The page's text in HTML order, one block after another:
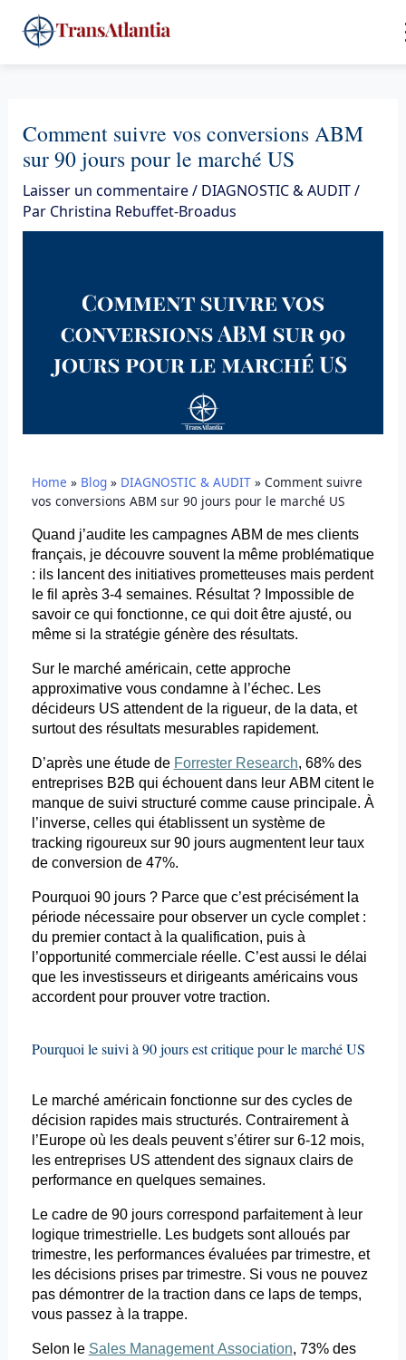
au
contenu
Comment suivre vos conversions ABM
sur 90 jours pour le marché US
Laisser un commentaire/ DIAGNOSTIC & AUDIT/
Par Christina Rebuffet-Broadus
Home » Blog» DIAGNOSTIC & AUDIT» Comment suivre
vos conversions ABM sur 90 jours pour le marché US
Quand j’audite les campagnes ABM de mes clients
français, je découvre souvent la même problématique
: ils lancent des initiatives prometteuses mais perdent
le fil après 3-4 semaines. Résultat ? Impossible de
savoir ce qui fonctionne, ce qui doit être ajusté, ou
même si la stratégie génère des résultats.
Sur le marché américain, cette approche
approximative vous condamne à l’échec. Les
décideurs US attendent de la rigueur, de la data, et
surtout des résultats mesurables rapidement.
D’après une étude de Forrester Research, 68% des
entreprises B2B qui échouent dans leur ABM citent le
manque de suivi structuré comme cause principale. À
l’inverse, celles qui établissent un système de
tracking rigoureux sur 90 jours augmentent leur taux
de conversion de 47%.
Pourquoi 90 jours ? Parce que c’est précisément la
période nécessaire pour observer un cycle complet :
du premier contact à la qualification, puis à
l’opportunité commerciale réelle. C’est aussi le délai
que les investisseurs et dirigeants américains vous
accordent pour prouver votre traction.
Pourquoi le suivi à 90 jours est critique pour le marché US
Le marché américain fonctionne sur des cycles de
décision rapides mais structurés. Contrairement à
l’Europe où les deals peuvent s’étirer sur 6-12 mois,
les entreprises US attendent des signaux clairs de
performance en quelques semaines.
Le cadre de 90 jours correspond parfaitement à leur
logique trimestrielle. Les budgets sont alloués par
trimestre, les performances évaluées par trimestre, et
les décisions prises par trimestre. Si vous ne pouvez
pas démontrer de la traction dans ce laps de temps,
vous passez à la trappe.
Selon le Sales Management Association, 73% des